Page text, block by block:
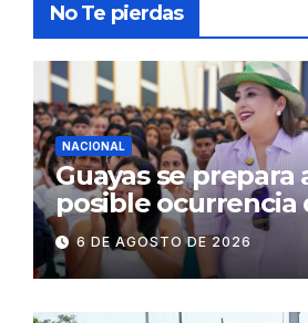
No Te pierdas
NACIONAL
Guayas se prepara
posible ocurrencia
fenómeno de El
Gobierno Nacional
2.500 jóvenes
6 DE AGOSTO DE 2026